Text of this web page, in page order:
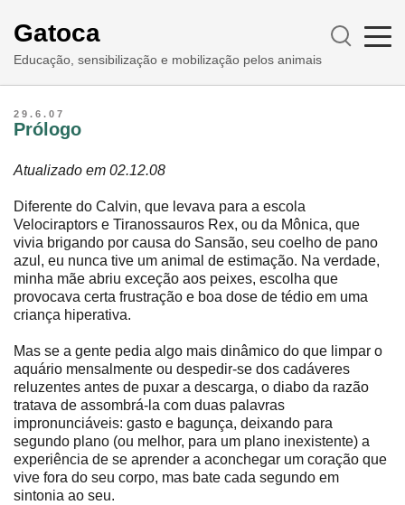
Gatoca
Educação, sensibilização e mobilização pelos animais
29.6.07
Prólogo
Atualizado em 02.12.08
Diferente do Calvin, que levava para a escola
Velociraptors e Tiranossauros Rex, ou da Mônica, que
vivia brigando por causa do Sansão, seu coelho de pano
azul, eu nunca tive um animal de estimação. Na verdade,
minha mãe abriu exceção aos peixes, escolha que
provocava certa frustração e boa dose de tédio em uma
criança hiperativa.
Mas se a gente pedia algo mais dinâmico do que limpar o
aquário mensalmente ou despedir-se dos cadáveres
reluzentes antes de puxar a descarga, o diabo da razão
tratava de assombrá-la com duas palavras
impronunciáveis: gasto e bagunça, deixando para
segundo plano (ou melhor, para um plano inexistente) a
experiência de se aprender a aconchegar um coração que
vive fora do seu corpo, mas bate cada segundo em
sintonia ao seu.